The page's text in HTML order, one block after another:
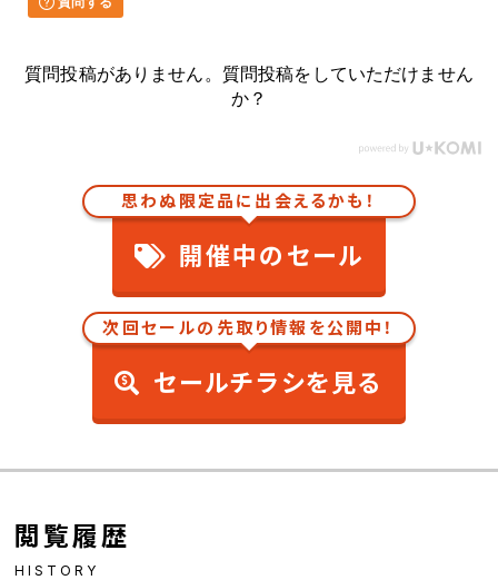
質問投稿がありません。質問投稿をしていただけません
か？
思わぬ限定品に出会えるかも！
開催中のセール
次回セールの先取り情報を公開中！
セールチラシを見る
閲覧履歴
HISTORY